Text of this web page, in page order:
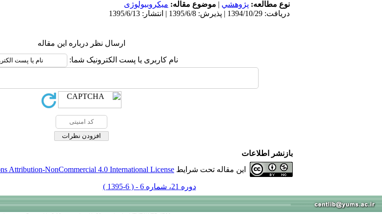
نوع مطالعه: پژوهشي | موضوع مقاله: میکروبیولوژی
دریافت: 1394/10/29 | پذیرش: 1395/6/8 | انتشار: 1395/6/13
ارسال نظر درباره این مقاله
نام کاربری یا پست الکترونیک شما:
بازنشر اطلاعات
این مقاله تحت شرایط Attribution-NonCommercial 4.0 International License
دوره 21، شماره 6 - ( 6-1395 )